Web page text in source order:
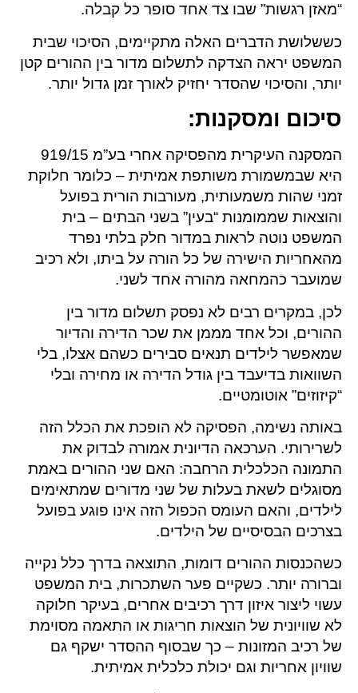
“מאזן רגשות” שבו צד אחד סופר כל קבלה.
כששלושת הדברים האלה מתקיימים, הסיכוי שבית
המשפט יראה הצדקה לתשלום מדור בין ההורים קטן
יותר, והסיכוי שהסדר יחזיק לאורך זמן גדול יותר.
סיכום ומסקנות:
המסקנה העיקרית מהפסיקה אחרי בע”מ 919/15
היא שבמשמורת משותפת אמיתית – כלומר חלוקת
זמני שהות משמעותית, מעורבות הורית בפועל
והוצאות שממומנות “בעין” בשני הבתים – בית
המשפט נוטה לראות במדור חלק בלתי נפרד
מהאחריות הישירה של כל הורה על ביתו, ולא רכיב
שמועבר כהמחאה מהורה אחד לשני.
לכן, במקרים רבים לא נפסק תשלום מדור בין
ההורים, וכל אחד מממן את שכר הדירה והדיור
שמאפשר לילדים תנאים סבירים כשהם אצלו, בלי
השוואות בדיעבד בין גודל הדירה או מחירה ובלי
“קיזוזים” אוטומטיים.
באותה נשימה, הפסיקה לא הופכת את הכלל הזה
לשרירותי. הערכאה הדיונית אמורה לבדוק את
התמונה הכלכלית הרחבה: האם שני ההורים באמת
מסוגלים לשאת בעלות של שני מדורים שמתאימים
לילדים, והאם העומס הכפול הזה אינו פוגע בפועל
בצרכים הבסיסיים של הילדים.
כשהכנסות ההורים דומות, התוצאה בדרך כלל נקייה
וברורה יותר. כשקיים פער השתכרות, בית המשפט
עשוי ליצור איזון דרך רכיבים אחרים, בעיקר חלוקה
לא שוויונית של הוצאות חריגות או התאמה מסוימת
של רכיב המזונות – כך שבסוף ההסדר ישקף גם
שוויון אחריות וגם יכולת כלכלית אמיתית.